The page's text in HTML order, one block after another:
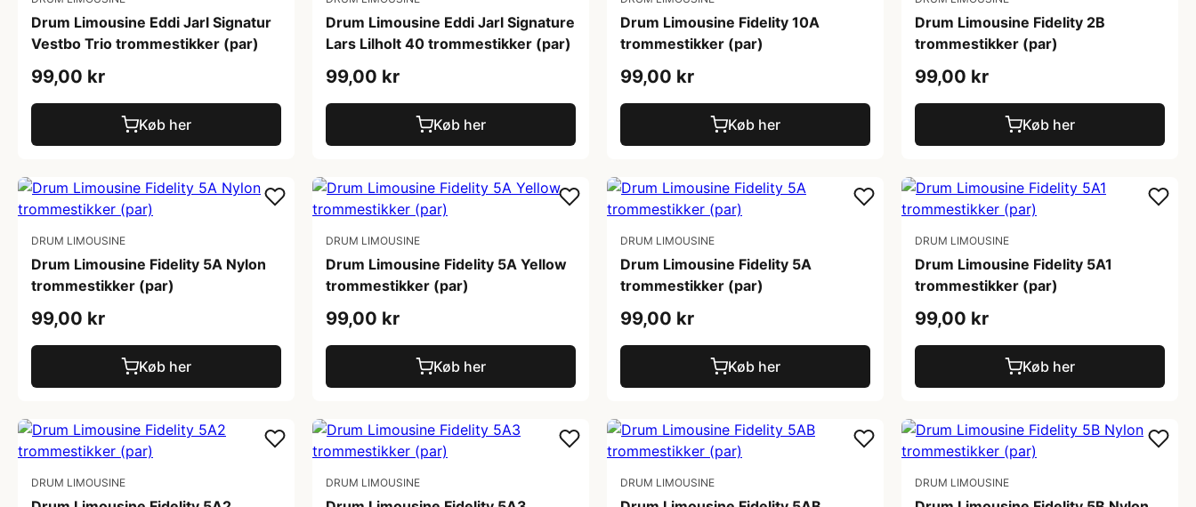
Drum Limousine Eddi Jarl Signatur
Vestbo Trio trommestikker (par)
99,00 kr
Køb her
Drum Limousine Eddi Jarl Signature
Lars Lilholt 40 trommestikker (par)
99,00 kr
Køb her
Drum Limousine Fidelity 10A
trommestikker (par)
99,00 kr
Køb her
Drum Limousine Fidelity 2B
trommestikker (par)
99,00 kr
Køb her
DRUM LIMOUSINE
Drum Limousine Fidelity 5A Nylon
trommestikker (par)
99,00 kr
Køb her
DRUM LIMOUSINE
Drum Limousine Fidelity 5A Yellow
trommestikker (par)
99,00 kr
Køb her
DRUM LIMOUSINE
Drum Limousine Fidelity 5A
trommestikker (par)
99,00 kr
Køb her
DRUM LIMOUSINE
Drum Limousine Fidelity 5A1
trommestikker (par)
99,00 kr
Køb her
DRUM LIMOUSINE DRUM LIMOUSINE DRUM LIMOUSINE DRUM LIMOUSINE